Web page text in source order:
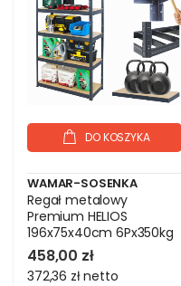
DO KOSZYKA
WAMAR-SOSENKA
Regał metalowy
Premium HELIOS
196x75x40cm 6Px350kg
.:.
458,00 zł
372,36 złnetto